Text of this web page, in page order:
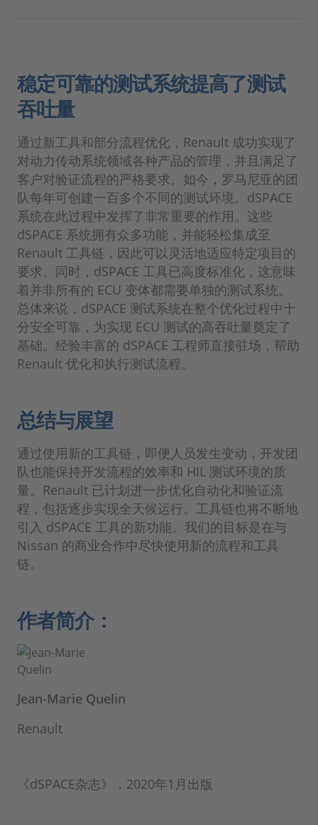
稳定可靠的测试系统提高了测试
吞吐量
通过新工具和部分流程优化，Renault 成功实现了
对动力传动系统领域各种产品的管理，并且满足了
客户对验证流程的严格要求。如今，罗马尼亚的团
队每年可创建一百多个不同的测试环境。dSPACE
系统在此过程中发挥了非常重要的作用。这些
dSPACE 系统拥有众多功能，并能轻松集成至
Renault 工具链，因此可以灵活地适应特定项目的
要求。同时，dSPACE 工具已高度标准化，这意味
着并非所有的 ECU 变体都需要单独的测试系统。
总体来说，dSPACE 测试系统在整个优化过程中十
分安全可靠，为实现 ECU 测试的高吞吐量奠定了
基础。经验丰富的 dSPACE 工程师直接驻场，帮助
Renault 优化和执行测试流程。
总结与展望
通过使用新的工具链，即便人员发生变动，开发团
队也能保持开发流程的效率和 HIL 测试环境的质
量。Renault 已计划进一步优化自动化和验证流
程，包括逐步实现全天候运行。工具链也将不断地
引入 dSPACE 工具的新功能。我们的目标是在与
Nissan 的商业合作中尽快使用新的流程和工具
链。
作者简介：
Jean-Marie Quelin
Renault
《dSPACE杂志》，2020年1月出版